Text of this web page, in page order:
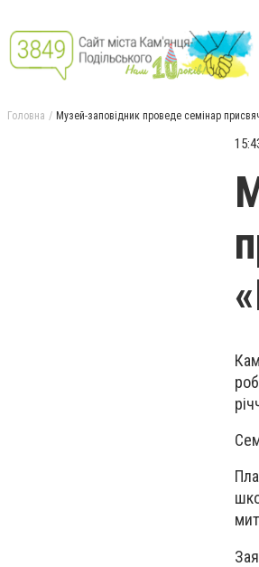
Головна Музей-заповідник проведе семінар